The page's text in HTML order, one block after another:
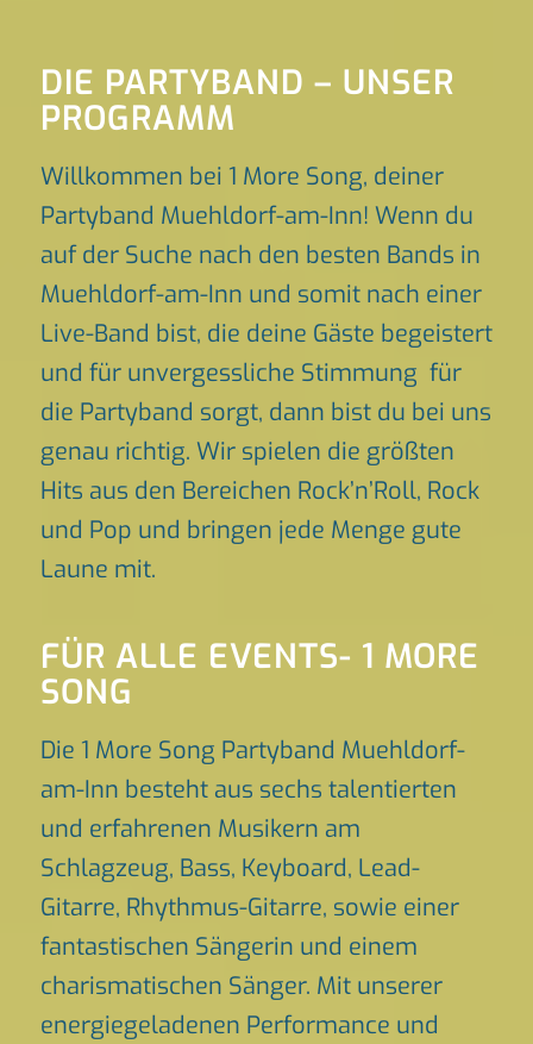
DIE PARTYBAND – UNSER
PROGRAMM
Willkommen bei 1 More Song, deiner
Partyband Muehldorf-am-Inn! Wenn du
auf der Suche nach den besten Bands in
Muehldorf-am-Inn und somit nach einer
Live-Band bist, die deine Gäste begeistert
und für unvergessliche Stimmung für
die Partyband sorgt, dann bist du bei uns
genau richtig. Wir spielen die größten
Hits aus den Bereichen Rock’n’Roll, Rock
und Pop und bringen jede Menge gute
Laune mit.
FÜR ALLE EVENTS- 1 MORE
SONG
Die 1 More Song Partyband Muehldorf-
am-Inn besteht aus sechs talentierten
und erfahrenen Musikern am
Schlagzeug, Bass, Keyboard, Lead-
Gitarre, Rhythmus-Gitarre, sowie einer
fantastischen Sängerin und einem
charismatischen Sänger. Mit unserer
energiegeladenen Performance und